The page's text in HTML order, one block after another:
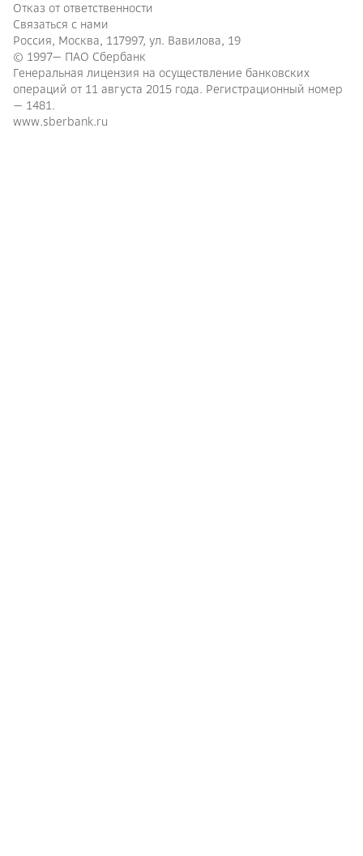
Отказ от ответственности
Связаться с нами
Россия, Москва, 117997, ул. Вавилова, 19
© 1997— ПАО Сбербанк
Генеральная лицензия на осуществление банковских
операций от 11 августа 2015 года. Регистрационный номер
— 1481.
www.sberbank.ru